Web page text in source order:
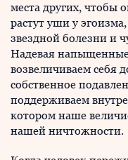
места других, чтобы
растут уши у
звездной болезни и
Надевая
возвеличиваем себя
собственное
поддерживаем
котором наше
нашей ничтожности.